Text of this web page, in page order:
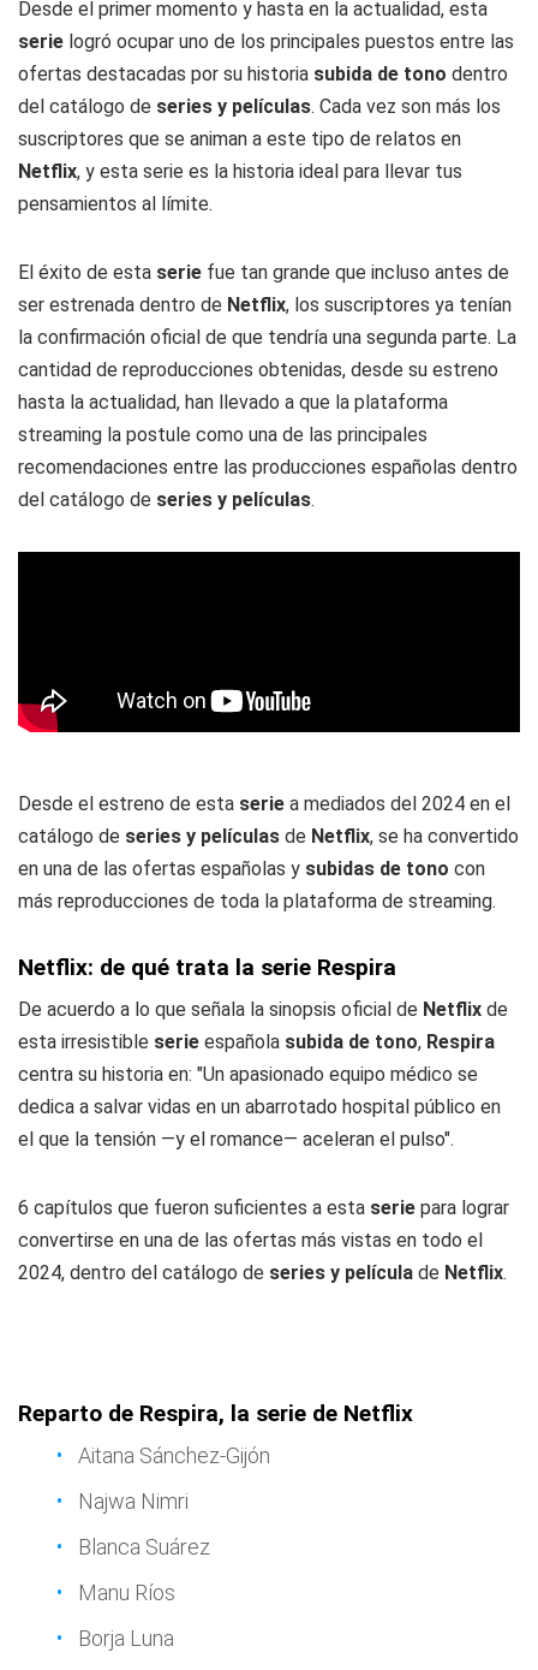
Desde el primer momento y hasta en la actualidad, esta
serie logró ocupar uno de los principales puestos entre las
ofertas destacadas por su historia subida de tono dentro
del catálogo de series y películas. Cada vez son más los
suscriptores que se animan a este tipo de relatos en
Netflix, y esta serie es la historia ideal para llevar tus
pensamientos al límite.
El éxito de esta serie fue tan grande que incluso antes de
ser estrenada dentro de Netflix, los suscriptores ya tenían
la confirmación oficial de que tendría una segunda parte. La
cantidad de reproducciones obtenidas, desde su estreno
hasta la actualidad, han llevado a que la plataforma
streaming la postule como una de las principales
recomendaciones entre las producciones españolas dentro
del catálogo de series y películas.
Desde el estreno de esta serie a mediados del 2024 en el
catálogo de series y películas de Netflix, se ha convertido
en una de las ofertas españolas y subidas de tono con
más reproducciones de toda la plataforma de streaming.
Netflix: de qué trata la serie Respira
De acuerdo a lo que señala la sinopsis oficial de Netflix de
esta irresistible serie española subida de tono, Respira
centra su historia en: "Un apasionado equipo médico se
dedica a salvar vidas en un abarrotado hospital público en
el que la tensión —y el romance— aceleran el pulso".
6 capítulos que fueron suficientes a esta serie para lograr
convertirse en una de las ofertas más vistas en todo el
2024, dentro del catálogo de series y película de Netflix.
Reparto de Respira, la serie de Netflix
Aitana Sánchez-Gijón
Najwa Nimri
Blanca Suárez
Manu Ríos
Borja Luna